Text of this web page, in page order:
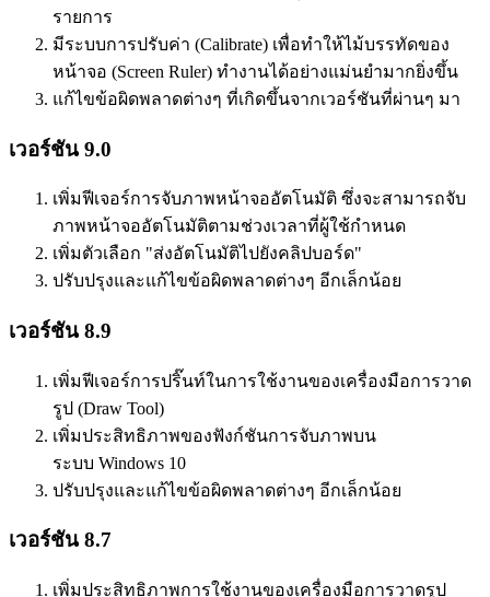
รายการ
มีระบบการปรับค่า (Calibrate) เพื่อทำให้ไม้บรรทัดของ
หน้าจอ (Screen Ruler) ทำงานได้อย่างแม่นยำมากยิ่งขึ้น
แก้ไขข้อผิดพลาดต่างๆ ที่เกิดขึ้นจากเวอร์ชันที่ผ่านๆ มา
เวอร์ชัน 9.0
เพิ่มฟีเจอร์การจับภาพหน้าจออัตโนมัติ ซึ่งจะสามารถจับ
ภาพหน้าจออัตโนมัติตามช่วงเวลาที่ผู้ใช้กำหนด
เพิ่มตัวเลือก "ส่งอัตโนมัติไปยังคลิปบอร์ด"
ปรับปรุงและแก้ไขข้อผิดพลาดต่างๆ อีกเล็กน้อย
เวอร์ชัน 8.9
เพิ่มฟีเจอร์การปริ๊นท์ในการใช้งานของเครื่องมือการวาด
รูป (Draw Tool)
เพิ่มประสิทธิภาพของฟังก์ชันการจับภาพบน
ระบบ Windows 10
ปรับปรุงและแก้ไขข้อผิดพลาดต่างๆ อีกเล็กน้อย
เวอร์ชัน 8.7
เพิ่มประสิทธิภาพการใช้งานของเครื่องมือการวาดรูป